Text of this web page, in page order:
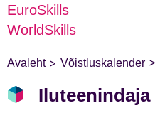
EuroSkills
WorldSkills
Avaleht> Võistluskalender >
Iluteenindaja